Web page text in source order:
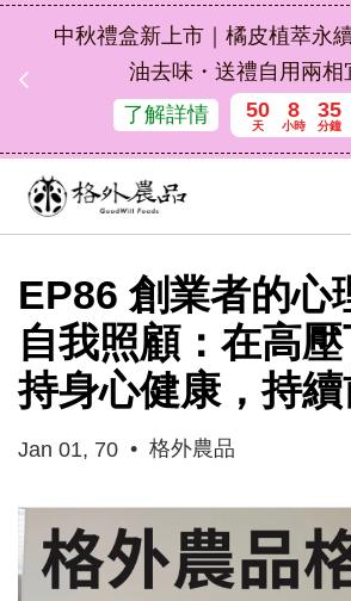
中秋禮盒新上市｜橘皮植萃永
油去味・送禮自用兩相
了解詳情
50
天
8
小時
35
分鐘
EP86 創業者的心
自我照顧：在高
持身心健康，持續
Jan 01, 70 • 格外農品